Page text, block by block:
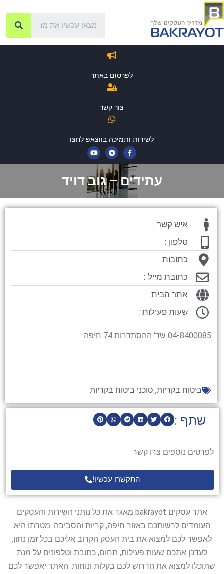
לפרסום באתר
צור קשר
לשירות ותמיכה בווצאפ לחצו
עתידים – גוב דויד
שתף :
לפרטים נוספים צרו קשר
התקשרו עכשיו!
איש קשר :
טלפון :
כתובות :
כתובת מייל :
אתר הבית :
שעות פעילות :
04-8400085 שד' ההסתדרות 74 חיפה
ביטוח בקריות, סוכני ביטוח בקריות
אתר עסקים bakrayot מאגד את כל נותני השירות והעסקים
העומדים לרשותכם באזור חיפה, קריות והסביבה. מטרתו היא
לאפשר לכם למצוא את בית העסק הקרוב אליכם בכל זמן נתון,
לעדכן אתכם שעות פעילות, תחום, כתובת וטלפונים על מנת
שתוכלו למצוא את הדרוש לכם בקלות ונוחות. האתר יאפשר לכם